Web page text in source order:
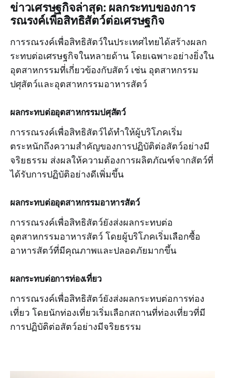
ข่าวเศรษฐกิจล่าสุด: ผลกระทบของการ
รณรงค์เพื่อสิทธิสัตว์ต่อเศรษฐกิจ
การรณรงค์เพื่อสิทธิสัตว์ในประเทศไทยได้สร้างผลก
ระทบต่อเศรษฐกิจในหลายด้าน โดยเฉพาะอย่างยิ่งใน
อุตสาหกรรมที่เกี่ยวข้องกับสัตว์ เช่น อุตสาหกรรม
ปศุสัตว์และอุตสาหกรรมอาหารสัตว์
ผลกระทบต่ออุตสาหกรรมปศุสัตว์
การรณรงค์เพื่อสิทธิสัตว์ได้ทำให้ผู้บริโภคเริ่ม
ตระหนักถึงความสำคัญของการปฏิบัติต่อสัตว์อย่างมี
จริยธรรม ส่งผลให้ความต้องการผลิตภัณฑ์จากสัตว์ที่
ได้รับการปฏิบัติอย่างดีเพิ่มขึ้น
ผลกระทบต่ออุตสาหกรรมอาหารสัตว์
การรณรงค์เพื่อสิทธิสัตว์ยังส่งผลกระทบต่อ
อุตสาหกรรมอาหารสัตว์ โดยผู้บริโภคเริ่มเลือกซื้อ
อาหารสัตว์ที่มีคุณภาพและปลอดภัยมากขึ้น
ผลกระทบต่อการท่องเที่ยว
การรณรงค์เพื่อสิทธิสัตว์ยังส่งผลกระทบต่อการท่อง
เที่ยว โดยนักท่องเที่ยวเริ่มเลือกสถานที่ท่องเที่ยวที่มี
การปฏิบัติต่อสัตว์อย่างมีจริยธรรม